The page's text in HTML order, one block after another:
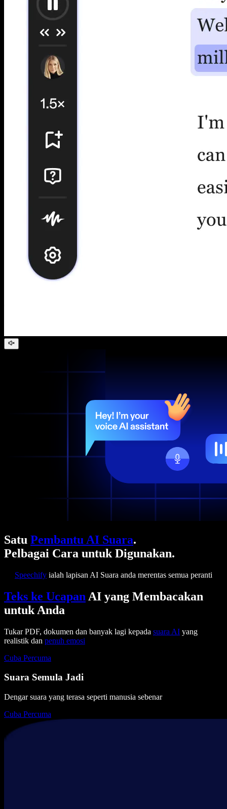
Satu Pembantu AI Suara.
Pelbagai Cara untuk Digunakan.
Speechify ialah lapisan AI Suara anda merentas semua peranti
Teks ke Ucapan AI yang Membacakan
untuk Anda
Tukar PDF, dokumen dan banyak lagi kepada suara AI yang
realistik dan penuh emosi
Cuba Percuma
Suara Semula Jadi
Dengar suara yang terasa seperti manusia sebenar
Cuba Percuma